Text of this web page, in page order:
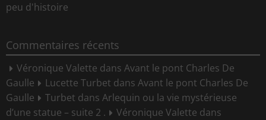
peu d'histoire
Commentaires récents
Véronique Valette dans Avant le pont Charles De
Gaulle
Lucette Turbet dans Avant le pont Charles De
Gaulle
Turbet dans Arlequin ou la vie mystérieuse
d’une statue – suite 2 .
Véronique Valette dans